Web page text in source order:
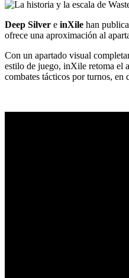
Deep Silver e inXile han
ofrece una aproximación al
Con un apartado visual
estilo de juego, inXile retoma el
combates tácticos por turnos,